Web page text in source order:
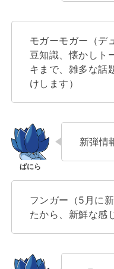
モガーモガー（デ
豆知識、懐かしト
キまで、雑多な話
けします）
新弾情
フンガー（5月に
たから、新鮮な感